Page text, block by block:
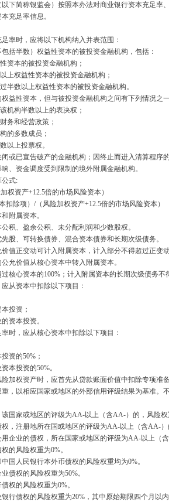
简称银监会）按照本办法对商业银行资本充足率
足率信息。
时，应将以下机构纳入并表范围：
半数）权益性资本的被投资金融机构，包括：
资本的被投资金融机构；
上权益性资本的被投资金融机构；
半数以上权益性资本的被投资金融机构。
性资本，但与被投资金融机构之间有下列情况之
机构半数以上的表决权；
务和经营政策；
的多数成员；
以上投票权。
已宣告破产的金融机构；因终止而进入清算程序
、资金调度受到限制的境外附属金融机构。
式:
权资产+12.5倍的市场风险资本）
扣除项） /（风险加权资产+12.5倍的市场风险资本）
附属资本。
积、盈余公积、未分配利润和少数股权。
股、可转换债券、混合资本债券和长期次级债务。
正变动可计入附属资本，计入部分不得超过正变
允价值从核心资本中转入附属资本。
核心资本的100% ；计入附属资本的长期次级债务不
从资本中扣除以下项目：
本投资；
资本投资。
，应从核心资本中扣除以下项目：
资的50% ；
本投资的50%。
权资产时，应首先从贷款账面价值中扣除专项准
以相应国家或地区的外部信用评级结果为基准。
国家或地区的评级为AA-以上（含AA-）的，风险
，注册地所在国或地区的评级为AA-以上（含AA-
业的债权，所在国家或地区的评级为AA-以上（含
的风险权重为0%。
人民银行本外币债权的风险权重均为0%。
债权的风险权重为50%。
权的风险权重为0%。
行债权的风险权重为20% ，其中原始期限四个月以